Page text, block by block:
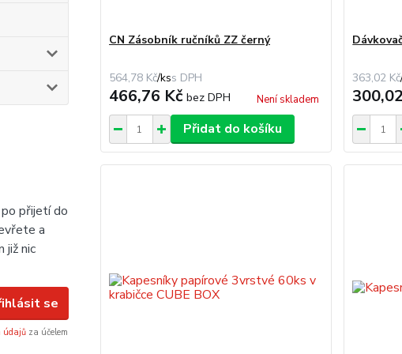
přijetí do
a
již nic
se
údajů za účelem
CN Zásobník ručníků ZZ černý
564,78 Kč/ks
466,76 Kč bez DPH Není skladem
Přidat do košíku
363,02 Kč